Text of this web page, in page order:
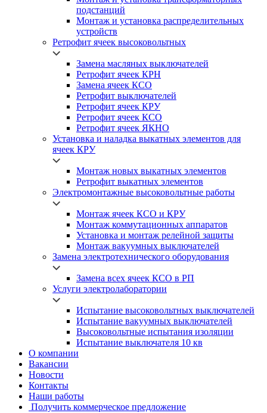
подстанций
Монтаж и установка распределительных
устройств
Ретрофит ячеек высоковольтных
Замена масляных выключателей
Ретрофит ячеек КРН
Замена ячеек КСО
Ретрофит выключателей
Ретрофит ячеек КРУ
Ретрофит ячеек КСО
Ретрофит ячеек ЯКНО
Установка и наладка выкатных элементов для
ячеек КРУ
Монтаж новых выкатных элементов
Ретрофит выкатных элементов
Электромонтажные высоковольтные работы
Монтаж ячеек КСО и КРУ
Монтаж коммутационных аппаратов
Установка и монтаж релейной защиты
Монтаж вакуумных выключателей
Замена электротехнического оборудования
Замена всех ячеек КСО в РП
Услуги электролаборатории
Испытание высоковольтных выключателей
Испытание вакуумных выключателей
Высоковольтные испытания изоляции
Испытание выключателя 10 кв
О компании
Вакансии
Новости
Контакты
Наши работы
Получить коммерческое предложение